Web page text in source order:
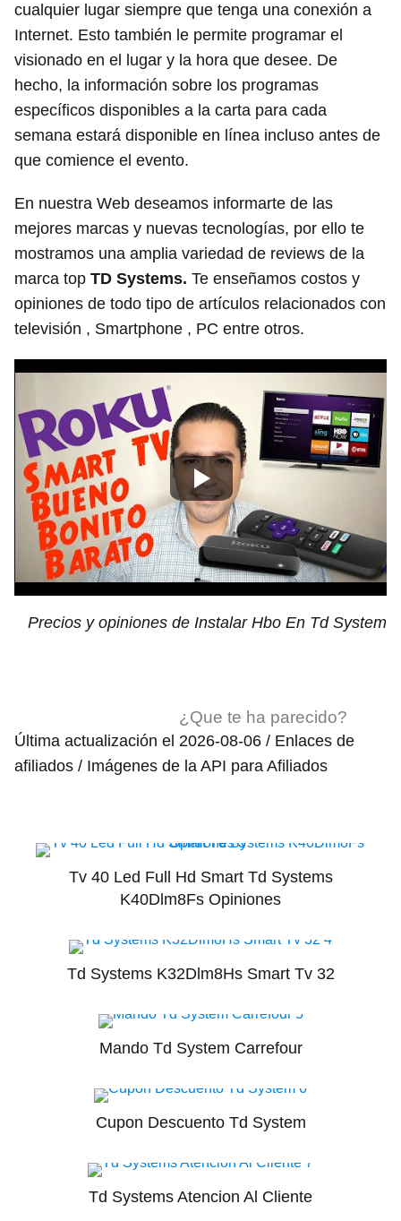
cualquier lugar siempre que tenga una conexión a
Internet. Esto también le permite programar el
visionado en el lugar y la hora que desee. De
hecho, la información sobre los programas
específicos disponibles a la carta para cada
semana estará disponible en línea incluso antes de
que comience el evento.
En nuestra Web deseamos informarte de las
mejores marcas y nuevas tecnologías, por ello te
mostramos una amplia variedad de reviews de la
marca top TD Systems. Te enseñamos costos y
opiniones de todo tipo de artículos relacionados con
televisión , Smartphone , PC entre otros.
Precios y opiniones de Instalar Hbo En Td System
¿Que te ha parecido?
Última actualización el 2026-08-06 / Enlaces de
afiliados / Imágenes de la API para Afiliados
Tv 40 Led Full Hd Smart Td Systems
K40Dlm8Fs Opiniones
Td Systems K32Dlm8Hs Smart Tv 32
Mando Td System Carrefour
Cupon Descuento Td System
Td Systems Atencion Al Cliente